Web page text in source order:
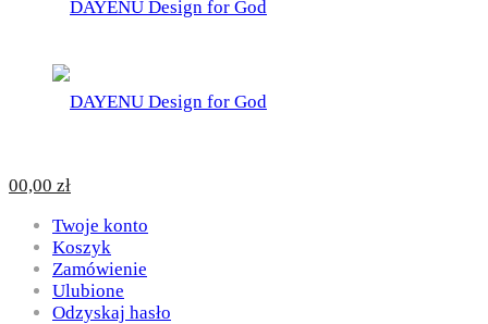
00,00 zł
Twoje konto
Koszyk
Zamówienie
Ulubione
Odzyskaj hasło